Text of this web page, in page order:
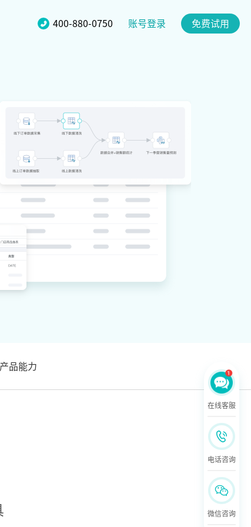
400-880-0750 账号登录 免费试用
产品能力
在线客服
电话咨询
微信咨询